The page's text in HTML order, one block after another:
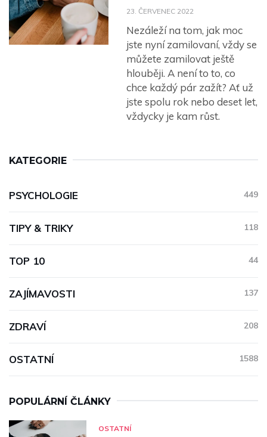
23. ČERVENEC 2022
Nezáleží na tom, jak moc
jste nyní zamilovaní, vždy se
můžete zamilovat ještě
hlouběji. A není to to, co
chce každý pár zažít? Ať už
jste spolu rok nebo deset let,
vždycky je kam růst.
KATEGORIE
PSYCHOLOGIE 449
TIPY & TRIKY 118
TOP 10 44
ZAJÍMAVOSTI 137
ZDRAVÍ 208
OSTATNÍ 1588
POPULÁRNÍ ČLÁNKY
OSTATNÍ